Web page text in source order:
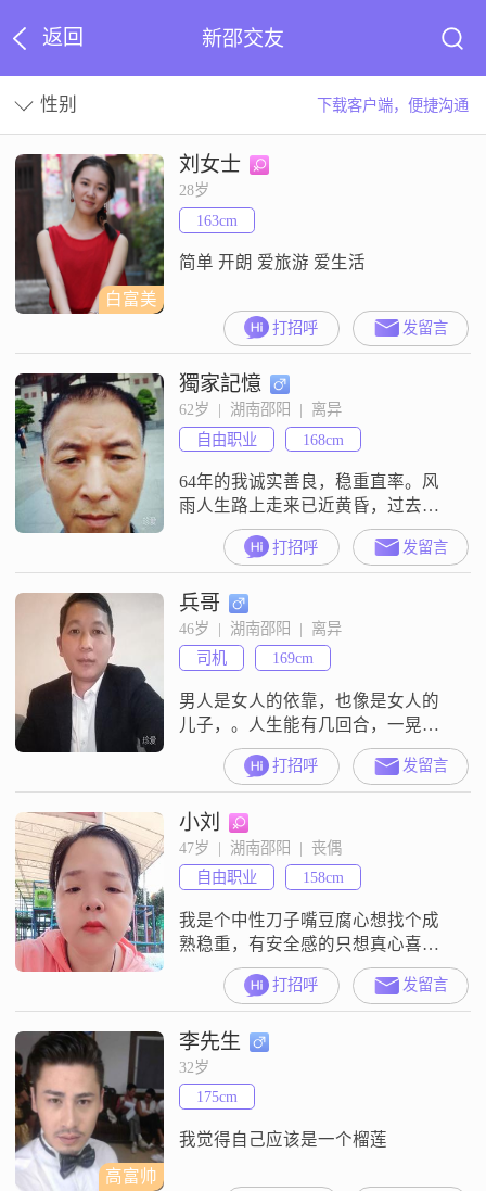
返回 新邵交友
性别 下载客户端，便捷沟通
白富美
刘女士
28岁
163cm
简单 开朗 爱旅游 爱生活
打招呼 发留言
獨家記憶
62岁  |  湖南邵阳  |  离异
自由职业
168cm
64年的我诚实善良，稳重直率。风
雨人生路上走来已近黄昏，过去的
已然过去，只希望以后的日子不再
这样孤身一人，愿有缘分的你能早
日相遇，牵手到老。房子建在老家
乡下，现已退休在家过着田园生
活。有一个儿子已成家在长沙工作
不用操心了
打招呼 发留言
兵哥
46岁  |  湖南邵阳  |  离异
司机
169cm
男人是女人的依靠，也像是女人的
儿子，。人生能有几回合，一晃就
老了，所以找一位没心计善良的另
一半欢度人生，。让我们一起创建
一个温馨的家庭。
打招呼 发留言
小刘
47岁  |  湖南邵阳  |  丧偶
自由职业
158cm
我是个中性刀子嘴豆腐心想找个成
熟稳重，有安全感的只想真心喜欢
的不画大饼油嘴滑舌，要有孝心对
感情专一##3002##真心过日子的人
##3002##
打招呼 发留言
高富帅
李先生
32岁
175cm
我觉得自己应该是一个榴莲